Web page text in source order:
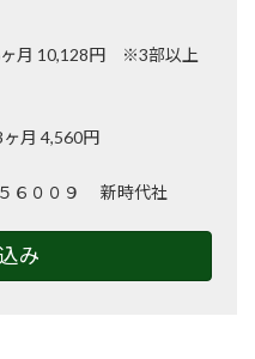
ヶ月 10,128円 ※3部以上
ヶ月 4,560円
６００９ 新時代社
み